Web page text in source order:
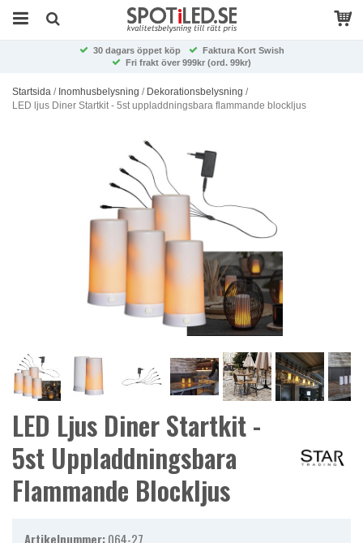
30 dagars öppet köp
Faktura Kort Swish
Fri frakt över 999kr (ord. 99kr)
Startsida / Inomhusbelysning / Dekorationsbelysning /
LED ljus Diner Startkit - 5st uppladdningsbara flammande blockljus
LED Ljus Diner Startkit -
5st Uppladdningsbara
Flammande Blockljus
Artikelnummer:064-27